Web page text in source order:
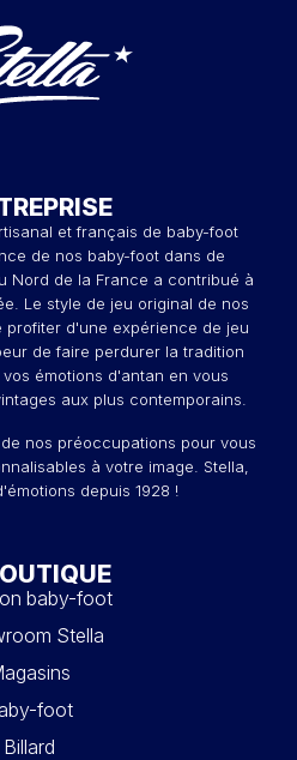
et français de baby-foot
de nos baby-foot dans de
Nord de la France a contribué à
Le style de jeu original de nos
profiter d'une expérience de jeu
de faire perdurer la tradition
émotions d'antan en vous
aux plus contemporains.
nos préoccupations pour vous
à votre image. Stella,
depuis 1928 !
baby-foot
Stella
foot
Billard